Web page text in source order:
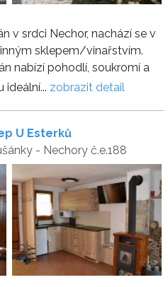
v srdci Nechor, nachází se v
sklepem/vinařstvím.
nabízí pohodlí, soukromí a
zobrazit detail
U Esterků
- Nechory č.e.188